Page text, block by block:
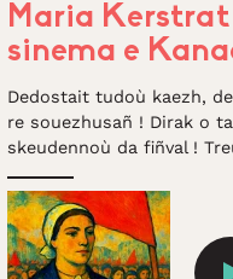
Maria
sinema e
Dedostait tudoù kaezh,
re souezhusañ ! Dirak o
skeudennoù da fiñval !